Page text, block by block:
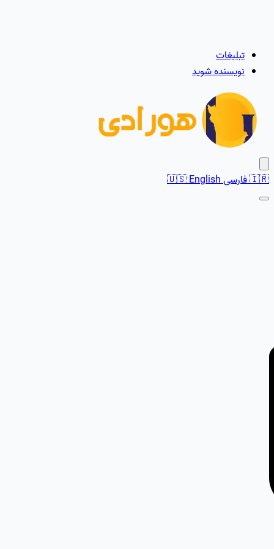
تبلیغات
نویسنده شوید
🇮🇷فارسی 🇺🇸English